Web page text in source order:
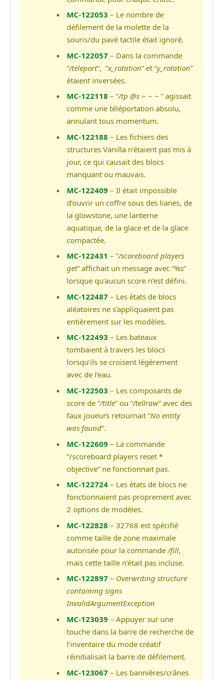
MC-122053 – Le nombre de
défilement de la molette de la
souris/du pavé tactile était ignoré.
MC-122057 – Dans la commande
“/teleport“, “x_rotation” et “y_rotation”
étaient inversées.
MC-122118 – “/tp @s ~ ~ ~ ” agissait
comme une téléportation absolu,
annulant tous momentum.
MC-122188 – Les fichiers des
structures Vanilla n’étaient pas mis à
jour, ce qui causait des blocs
manquant ou mauvais.
MC-122409 – Il était impossible
d’ouvrir un coffre sous des lianes, de
la glowstone, une lanterne
aquatique, de la glace et de la glace
compactée.
MC-122431 – “/scoreboard players
get” affichait un message avec “%s”
lorsque qu’aucun score n’est défini.
MC-122487 – Les états de blocs
aléatoires ne s’appliquaient pas
entièrement sur les modèles.
MC-122493 – Les bateaux
tombaient à travers les blocs
lorsqu’ils se croisent légèrement
avec de l’eau.
MC-122503 – Les composants de
score de “/title” ou “/tellraw” avec des
faux joueurs retournait “No entity
was found“.
MC-122609 – La commande
“/scoreboard players reset *
objective” ne fonctionnait pas.
MC-122724 – Les états de blocs ne
fonctionnaient pas proprement avec
2 options de modèles.
MC-122828 – 32768 est spécifié
comme taille de zone maximale
autorisée pour la commande /fill,
mais cette taille n’était pas incluse.
MC-122897 – Overwriting structure
containing signs
InvalidArgumentException
MC-123039 – Appuyer sur une
touche dans la barre de recherche de
l’inventaire du mode créatif
réinitialisait la barre de défilement.
MC-123067 – Les bannières/crânes